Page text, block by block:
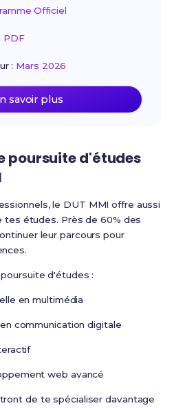
Officiel
PDF
: Mars 2026
savoir plus
poursuite d'études
le DUT MMI offre aussi
tes études. Près de 60% des
leur parcours pour
d'études :
en multimédia
communication digitale
web avancé
de te spécialiser davantage